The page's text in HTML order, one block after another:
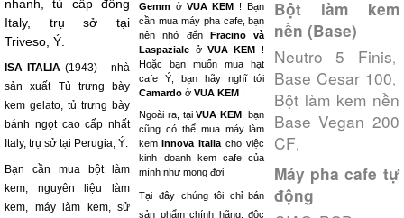
nhanh, tủ cấp đông
Italy, trụ sở tại
Triveso, Ý.
ISA ITALIA (1943) - nhà
sản xuất Tủ trưng bày
kem gelato, tủ trưng bày
bánh ngọt cao cấp nhất
Italy, trụ sở tại Perugia, Ý.
Bạn cần mua bột làm
kem, nguyên liệu làm
kem, máy làm kem, sử
Gemm ởVUA KEM
! Bạn
cần mua máy pha cafe, bạn
nên nhớ đến
Fracino và
Laspaziale ởVUA KEM
!
Hoặc bạn muốn mua hạt
cafe Ý, bạn hãy nghĩ tới
Camardo ởVUA KEM !
Ngoài ra, tạiVUA KEM
, bạn
cũng có thể mua máy làm
kem Innova Italia cho việc
kinh doanh kem cafe của
mình như mong đợi.
Tại đây chúng tôi chỉ bán
sản phẩm chính hãng, độc
Bột làm kem
nền (Base)
Neutro 5 Finis,
Base Cesar 100,
Bột làm kem nền
Base Vegan 200
CF,
Máy pha cafe tự
động